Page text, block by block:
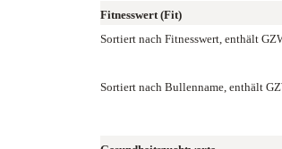
Fitnesswert (Fit)
Sortiert nach Fitnesswert, enthält
Sortiert nach Bullenname, enthält